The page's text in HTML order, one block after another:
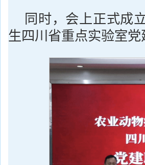
同时，会上正式成
生四川省重点实验室党